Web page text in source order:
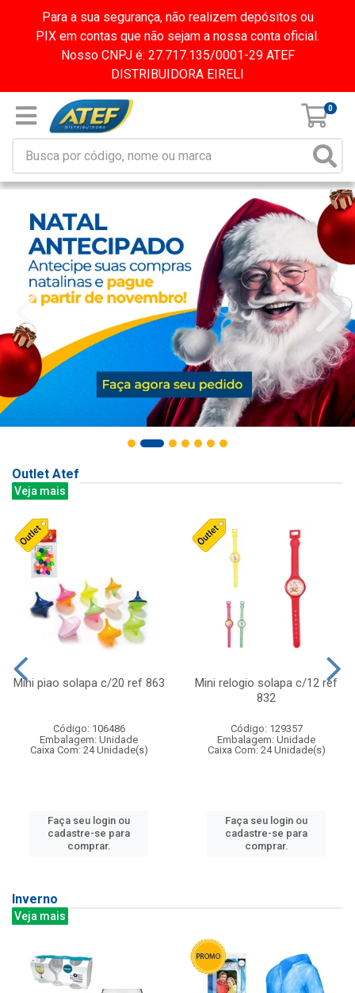
Para a sua segurança, não realizem depósitos ou
PIX em contas que não sejam a nossa conta oficial.
Nosso CNPJ é: 27.717.135/0001-29 ATEF
DISTRIBUIDORA EIRELI
0
Outlet Atef
Veja mais
Mini piao solapa c/20 ref 863
Código: 106486
Embalagem: Unidade
Caixa Com: 24 Unidade(s)
Faça seu login ou
cadastre-se para
comprar.
Mini relogio solapa c/12 ref
832
Código: 129357
Embalagem: Unidade
Caixa Com: 24 Unidade(s)
Faça seu login ou
cadastre-se para
comprar.
Inverno
Veja mais